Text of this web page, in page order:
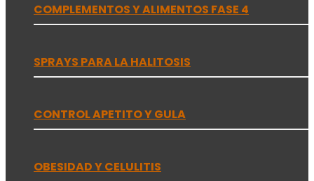
COMPLEMENTOS Y ALIMENTOS FASE 4
SPRAYS PARA LA HALITOSIS
CONTROL APETITO Y GULA
OBESIDAD Y CELULITIS